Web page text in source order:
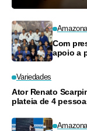
Com
apoio a
Variedades
Ator Renato
plateia de 4